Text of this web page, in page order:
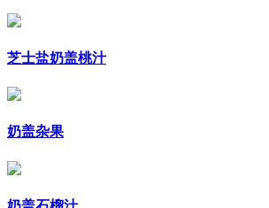
芝士盐奶盖桃汁
奶盖杂果